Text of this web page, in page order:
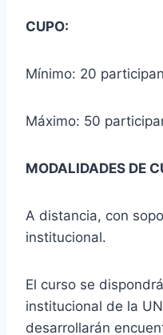
CUPO:
Mínimo: 20
Máximo: 50
MODALIDADES DE
A distancia, con
institucional.
El curso se
institucional de la
desarrollarán